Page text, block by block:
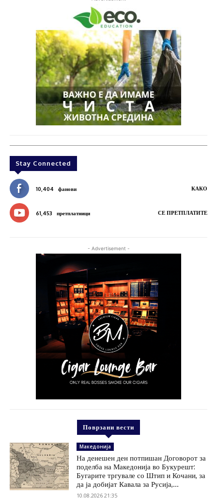
Stay Connected
10,404 фанови КАКО
61,453 претплатници СЕ ПРЕТПЛАТИТЕ
- Advertisement -
Поврзани вести
Македонија
На денешен ден потпишан Договорот за
поделба на Македонија во Букурешт:
Бугарите тргувале со Штип и Кочани, за
да ја добијат Кавала за Русија,...
10.08.2026 21:35